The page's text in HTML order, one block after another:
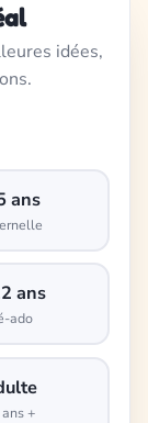
idées,
ans
ans
ado
+